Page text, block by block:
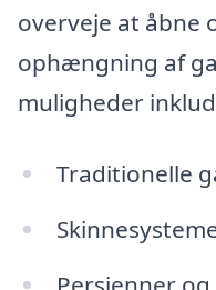
overveje at åbne
ophængning af
muligheder
Traditionelle